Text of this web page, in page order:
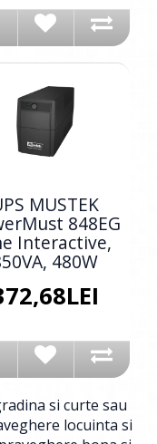
MUSTEK
848EG
Interactive,
480W
si curte sau
locuinta si